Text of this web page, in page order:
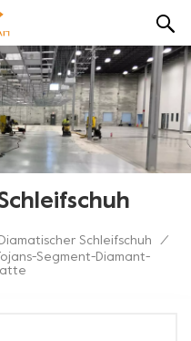
Diamatischer Schleifschuh
/
Segment-Diamant-